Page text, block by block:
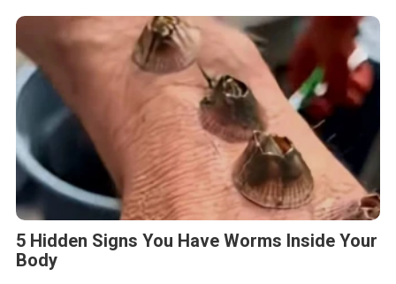
5 Hidden Signs You Have Worms Inside Your
Body